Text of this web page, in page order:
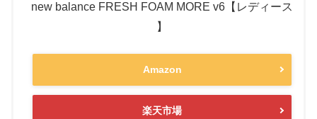
new balance FRESH FOAM MORE v6【レディース
】
Amazon
楽天市場